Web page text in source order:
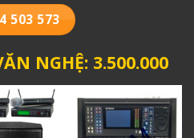
503 573
NGHỆ: 3.500.000